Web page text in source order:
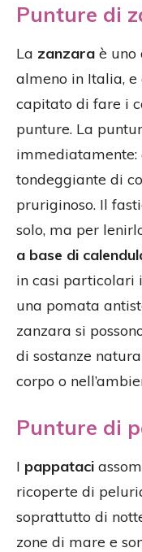
Punture di
La zanzara è uno
almeno in Italia,
capitato di fare i
punture. La
immediatamente:
tondeggiante di
pruriginoso. Il
solo, ma per
a base di
in casi particolari
una pomata
zanzara si
di sostanze
corpo o
Punture di
I pappataci
ricoperte di
soprattutto di
zone di mare e